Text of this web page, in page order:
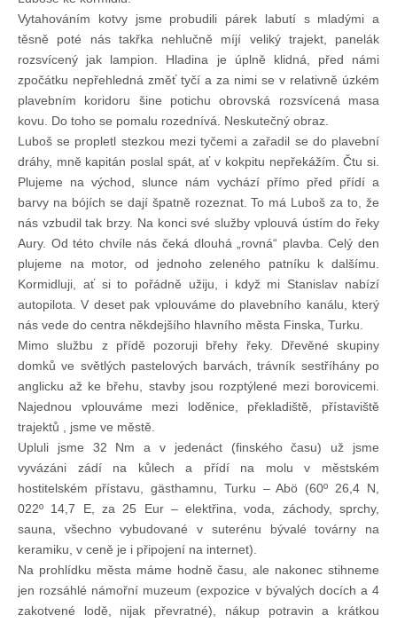
Vytahováním kotvy jsme probudili párek labutí s mladými a
těsně poté nás takřka nehlučně míjí veliký trajekt, panelák
rozsvícený jak lampion. Hladina je úplně klidná, před námi
zpočátku nepřehledná změť tyčí a za nimi se v relativně úzkém
plavebním koridoru šine potichu obrovská rozsvícená masa
kovu. Do toho se pomalu rozednívá. Neskutečný obraz.
Luboš se propletl stezkou mezi tyčemi a zařadil se do plavební
dráhy, mně kapitán poslal spát, ať v kokpitu nepřekážím. Čtu si.
Plujeme na východ, slunce nám vychází přímo před přídí a
barvy na bójích se dají špatně rozeznat. To má Luboš za to, že
nás vzbudil tak brzy. Na konci své služby vplouvá ústím do řeky
Aury. Od této chvíle nás čeká dlouhá „rovná“ plavba. Celý den
plujeme na motor, od jednoho zeleného patníku k dalšímu.
Kormidluji, ať si to pořádně užiju, i když mi Stanislav nabízí
autopilota. V deset pak vplouváme do plavebního kanálu, který
nás vede do centra někdejšího hlavního města Finska, Turku.
Mimo službu z přídě pozoruji břehy řeky. Dřevěné skupiny
domků ve světlých pastelových barvách, trávník sestříhány po
anglicku až ke břehu, stavby jsou rozptýlené mezi borovicemi.
Najednou vplouváme mezi loděnice, překladiště, přístaviště
trajektů , jsme ve městě.
Upluli jsme 32 Nm a v jedenáct (finského času) už jsme
vyvázáni zádí na kůlech a přídí na molu v městském
hostitelském přístavu, gästhamnu, Turku – Abö (60º 26,4 N,
022º 14,7 E, za 25 Eur – elektřina, voda, záchody, sprchy,
sauna, všechno vybudované v suterénu bývalé továrny na
keramiku, v ceně je i připojení na internet).
Na prohlídku města máme hodně času, ale nakonec stihneme
jen rozsáhlé námořní muzeum (expozice v bývalých docích a 4
zakotvené lodě, nijak převratné), nákup potravin a krátkou